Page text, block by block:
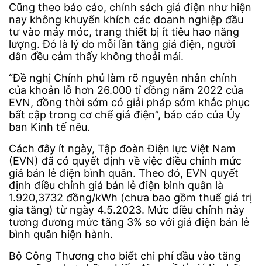
Cũng theo báo cáo, chính sách giá điện như hiện
nay không khuyến khích các doanh nghiệp đầu
tư vào máy móc, trang thiết bị ít tiêu hao năng
lượng. Đó là lý do mỗi lần tăng giá điện, người
dân đều cảm thấy không thoải mái.
“Đề nghị Chính phủ làm rõ nguyên nhân chính
của khoản lỗ hơn 26.000 tỉ đồng năm 2022 của
EVN, đồng thời sớm có giải pháp sớm khắc phục
bất cập trong cơ chế giá điện”, báo cáo của Ủy
ban Kinh tế nêu.
Cách đây ít ngày, Tập đoàn Điện lực Việt Nam
(EVN) đã có quyết định về việc điều chỉnh mức
giá bán lẻ điện bình quân. Theo đó, EVN quyết
định điều chỉnh giá bán lẻ điện bình quân là
1.920,3732 đồng/kWh (chưa bao gồm thuế giá trị
gia tăng) từ ngày 4.5.2023. Mức điều chỉnh này
tương đương mức tăng 3% so với giá điện bán lẻ
bình quân hiện hành.
Bộ Công Thương cho biết chi phí đầu vào tăng